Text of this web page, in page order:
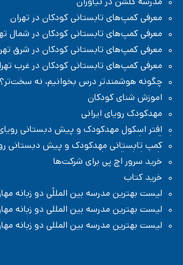
معرفی کمپ‌های تابستانی کودکان در تهران
معرفی کمپ‌های تابستانی کودکان در شمال
معرفی کمپ‌های تابستانی کودکان در شرق
معرفی کمپ‌های تابستانی کودکان در غرب
چگونه هوشمندتر درس بخوانیم، نه سخت‌تر؟
اموزش شنای کودکان
مهدکودک رویای ایرانی
افتر اسکول مهدکودک و پیش دبستانی رویای
شمال تهران
کمپ تابستانی مهدکودک و پیش دبستانی
زعفرانیه / شمال تهران
خرید سرور اچ پی برای شرکت‌ها
خرید کتاب
لیست بهترین مدرسه بین المللًی دو زبانه
لیست بهترین مدرسه بین المللی دو زبانه مهارتی
لیست بهترین مدرسه بین المللی دو زبانه